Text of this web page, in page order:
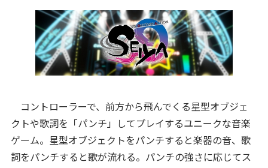
コントローラーで、前方から飛んでくる星型オブジェ
クトや歌詞を「パンチ」してプレイするユニークな音楽
ゲーム。星型オブジェクトをパンチすると楽器の音、歌
詞をパンチすると歌が流れる。パンチの強さに応じてス